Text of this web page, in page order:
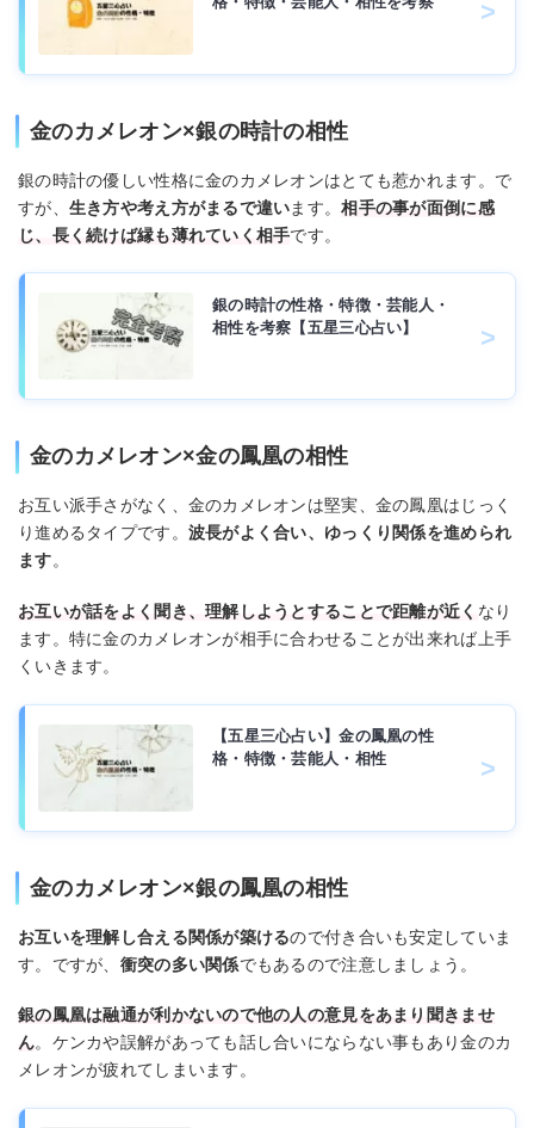
金のカメレオン×銀の時計の相性
銀の時計の優しい性格に金のカメレオンはとても惹かれます。で
すが、 生き方や考え方がまるで違います。相手の事が面倒に感
じ、長く続けば縁も薄れていく相手です。
銀の時計の性格・特徴・芸能人・
相性を考察【五星三心占い】
金のカメレオン×金の鳳凰の相性
お互い派手さがなく、金のカメレオンは堅実、金の鳳凰はじっく
り進めるタイプです。 波長がよく合い、ゆっくり関係を進められ
ます。
お互いが話をよく聞き、理解しようとすることで距離が近く なり
ます。特に金のカメレオンが相手に合わせることが出来れば上手
くいきます。
【五星三心占い】金の鳳凰の性
格・特徴・芸能人・相性
金のカメレオン×銀の鳳凰の相性
お互いを理解し合える関係が築けるので付き合いも安定していま
す。ですが、 衝突の多い関係でもあるので注意しましょう。
銀の鳳凰は融通が利かないので他の人の意見をあまり聞きませ
ん。ケンカや誤解があっても話し合いにならない事もあり金のカ
メレオンが疲れてしまいます。